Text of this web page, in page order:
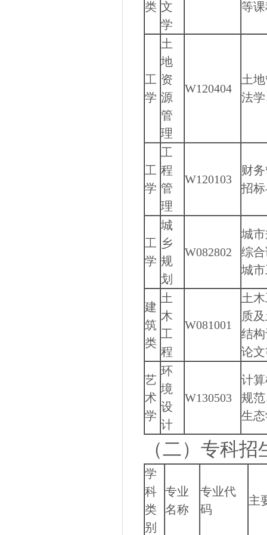
类 文
学
等
工
学
土
地
资
源
管
理
W120404
土
法
工
学
工
程
管
理
W120103
财
招
工
学
城
乡
规
划
W082802
城
综
城
建
筑
类
土
木
工
程
W081001
土
质
结
论
艺
术
学
环
境
设
计
W130503
计
规
生
（二）专科
学
科
类
别
专业
名称
专业代
码
主